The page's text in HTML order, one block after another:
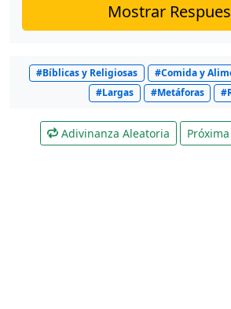
Mostrar
#Bíblicas y Religiosas #Comida y
#Largas
#Metáforas
Adivinanza Aleatoria